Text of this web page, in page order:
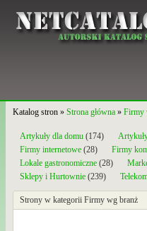
Katalog stron » Strona główna » Firmy
Artykuły dla domu (174)
Firmy internetowe (28) Firmy
Lokale gastronomiczne (28)
Sklepy i Hurtownie (239)
Strony w kategorii Firmy wg branż